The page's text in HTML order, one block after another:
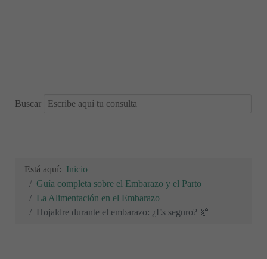
Buscar
Está aquí: Inicio
Guía completa sobre el Embarazo y el Parto
La Alimentación en el Embarazo
Hojaldre durante el embarazo: ¿Es seguro? 🥐